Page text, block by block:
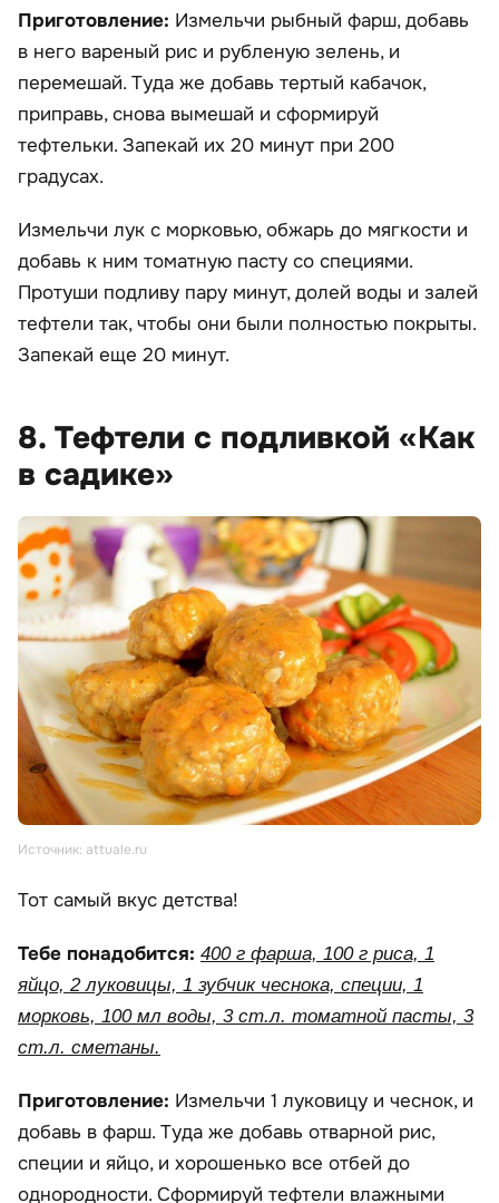
Приготовление: Измельчи рыбный фарш, добавь
в него вареный рис и рубленую зелень, и
перемешай. Туда же добавь тертый кабачок,
приправь, снова вымешай и сформируй
тефтельки. Запекай их 20 минут при 200
градусах.
Измельчи лук с морковью, обжарь до мягкости и
добавь к ним томатную пасту со специями.
Протуши подливу пару минут, долей воды и залей
тефтели так, чтобы они были полностью покрыты.
Запекай еще 20 минут.
8. Тефтели с подливкой «Как
в садике»
Источник: attuale.ru
Тот самый вкус детства!
Тебе понадобится: 400 г фарша, 100 г риса, 1
яйцо, 2 луковицы, 1 зубчик чеснока, специи, 1
морковь, 100 мл воды, 3 ст.л. томатной пасты, 3
ст.л. сметаны.
Приготовление: Измельчи 1 луковицу и чеснок, и
добавь в фарш. Туда же добавь отварной рис,
специи и яйцо, и хорошенько все отбей до
однородности. Сформируй тефтели влажными